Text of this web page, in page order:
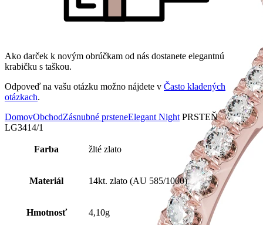
Ako darček k novým obrúčkam od nás dostanete elegantnú
krabičku s taškou.
Odpoveď na vašu otázku možno nájdete v Často kladených
otázkach.
DomovObchodZásnubné prsteneElegant Night PRSTEŇ
LG3414/1
Farba žlté zlato
Materiál 14kt. zlato (AU 585/1000)
Hmotnosť 4,10g